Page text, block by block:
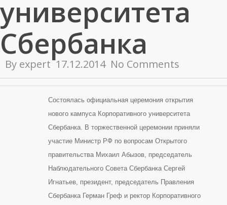
университета
Сбербанка
By expert 17.12.2014 No Comments
Состоялась официальная церемония открытия
нового кампуса Корпоративного университета
Сбербанка. В торжественной церемонии приняли
участие Министр РФ по вопросам Открытого
правительства Михаил Абызов, председатель
Наблюдательного Совета Сбербанка Сергей
Игнатьев, президент, председатель Правления
Сбербанка Герман Греф и ректор Корпоративного